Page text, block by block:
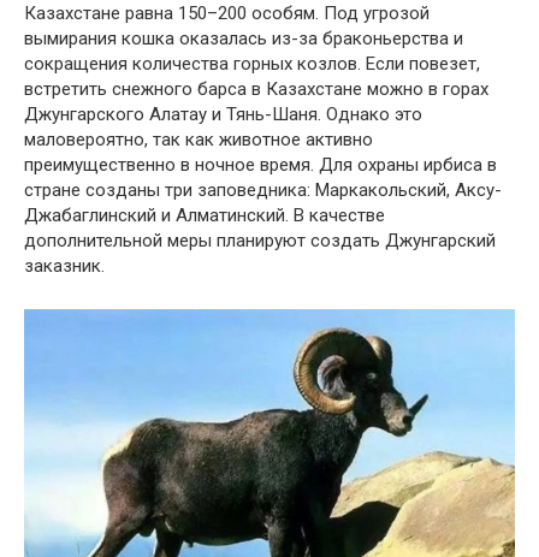
Казахстане равна 150–200 особям. Под угрозой
вымирания кошка оказалась из-за браконьерства и
сокращения количества горных козлов. Если повезет,
встретить снежного барса в Казахстане можно в горах
Джунгарского Алатау и Тянь-Шаня. Однако это
маловероятно, так как животное активно
преимущественно в ночное время. Для охраны ирбиса в
стране созданы три заповедника: Маркакольский, Аксу-
Джабаглинский и Алматинский. В качестве
дополнительной меры планируют создать Джунгарский
заказник.